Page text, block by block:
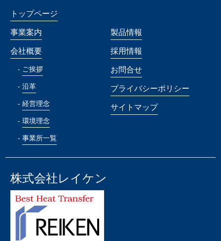
トップページ
事業案内
会社概要
ご挨拶
沿革
経営理念
環境理念
事業所一覧
製品情報
採用情報
お問合せ
プライバシーポリシー
サイトマップ
株式会社レイケン